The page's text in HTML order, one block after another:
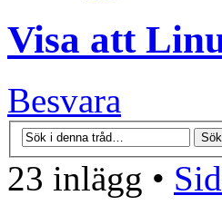
Visa att
Besvara
23 inlägg •